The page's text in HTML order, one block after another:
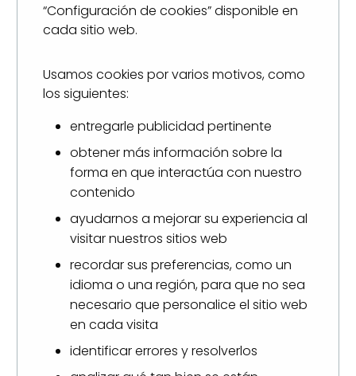
“Configuración de cookies” disponible en
cada sitio web.
Usamos cookies por varios motivos, como
los siguientes:
entregarle publicidad pertinente
obtener más información sobre la
forma en que interactúa con nuestro
contenido
ayudarnos a mejorar su experiencia al
visitar nuestros sitios web
recordar sus preferencias, como un
idioma o una región, para que no sea
necesario que personalice el sitio web
en cada visita
identificar errores y resolverlos